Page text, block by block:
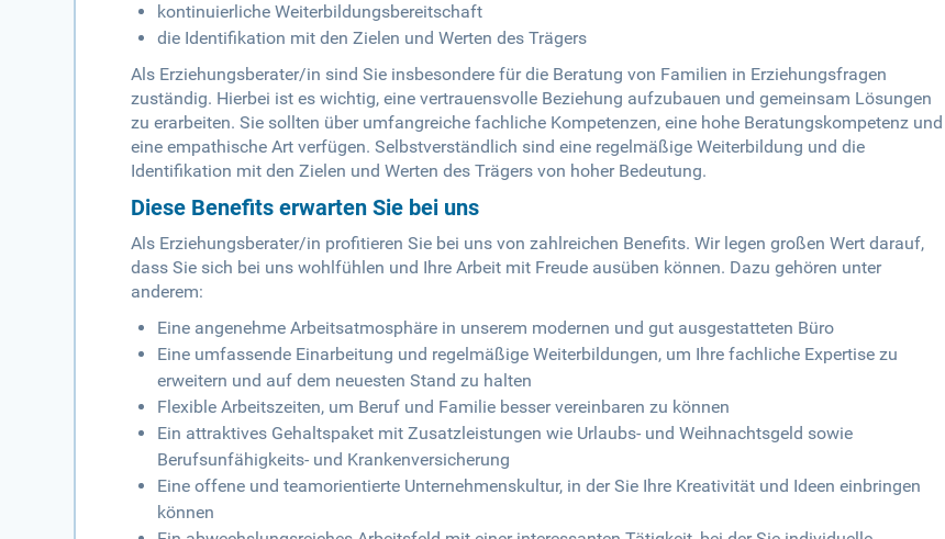
kontinuierliche Weiterbildungsbereitschaft
die Identifikation mit den Zielen und Werten des Trägers
Als Erziehungsberater/in sind Sie insbesondere für die Beratung von Familien in Erziehungsfragen
zuständig. Hierbei ist es wichtig, eine vertrauensvolle Beziehung aufzubauen und gemeinsam Lösungen
zu erarbeiten. Sie sollten über umfangreiche fachliche Kompetenzen, eine hohe Beratungskompetenz und
eine empathische Art verfügen. Selbstverständlich sind eine regelmäßige Weiterbildung und die
Identifikation mit den Zielen und Werten des Trägers von hoher Bedeutung.
Diese Benefits erwarten Sie bei uns
Als Erziehungsberater/in profitieren Sie bei uns von zahlreichen Benefits. Wir legen großen Wert darauf,
dass Sie sich bei uns wohlfühlen und Ihre Arbeit mit Freude ausüben können. Dazu gehören unter
anderem:
Eine angenehme Arbeitsatmosphäre in unserem modernen und gut ausgestatteten Büro
Eine umfassende Einarbeitung und regelmäßige Weiterbildungen, um Ihre fachliche Expertise zu
erweitern und auf dem neuesten Stand zu halten
Flexible Arbeitszeiten, um Beruf und Familie besser vereinbaren zu können
Ein attraktives Gehaltspaket mit Zusatzleistungen wie Urlaubs- und Weihnachtsgeld sowie
Berufsunfähigkeits- und Krankenversicherung
Eine offene und teamorientierte Unternehmenskultur, in der Sie Ihre Kreativität und Ideen einbringen
können